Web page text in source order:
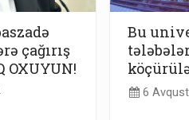
çağırış
OXUYUN!
Bu
6